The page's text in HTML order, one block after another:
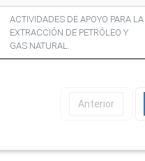
ACTIVIDADES DE APOYO PARA LA
EXTRACCIÓN DE PETRÓLEO Y
GAS NATURAL.
Anterior